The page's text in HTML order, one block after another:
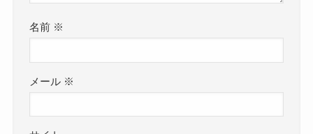
名前 ※
メール ※